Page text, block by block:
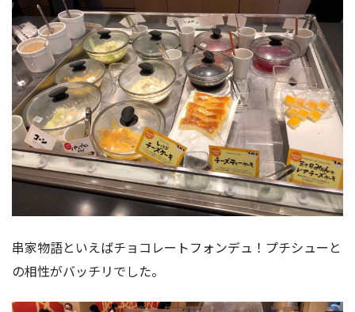
串家物語といえばチョコレートフォンデュ！プチシューと
の相性がバッチリでした。